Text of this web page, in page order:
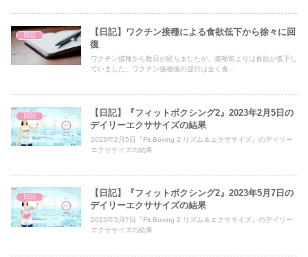
日記
【日記】ワクチン接種による食欲低下から徐々に回
復
ワクチン接種から数日が経ちましたが、接種前よりは食欲が低下し
ていました。ワクチン接種後の翌日は全く食...
日記
【日記】『フィットボクシング2』2023年2月5日の
デイリーエクササイズの結果
2023年2月5日『Fit Boxing 2 リズム＆エクササイズ』のデイリー
エクササイズの結果
日記
【日記】『フィットボクシング2』2023年5月7日の
デイリーエクササイズの結果
2023年5月7日『Fit Boxing 2 リズム＆エクササイズ』のデイリー
エクササイズの結果